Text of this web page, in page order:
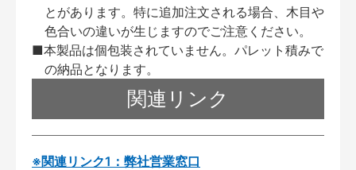
とがあります。特に追加注文される場合、木目や
色合いの違いが生じますのでご注意ください。
■本製品は個包装されていません。パレット積みで
の納品となります。
関連リンク
※関連リンク1：弊社営業窓口